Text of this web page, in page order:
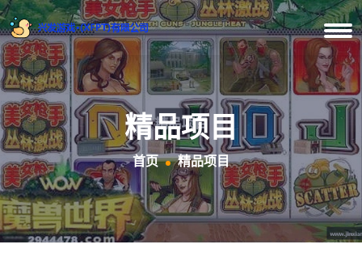
精品项目
首页 精品项目